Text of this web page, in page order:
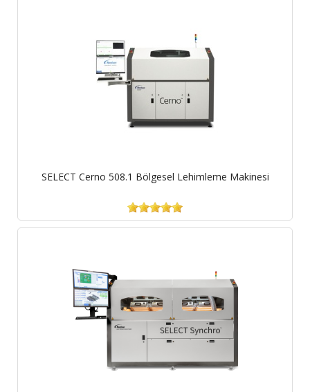
SELECT Cerno 508.1 Bölgesel Lehimleme Makinesi